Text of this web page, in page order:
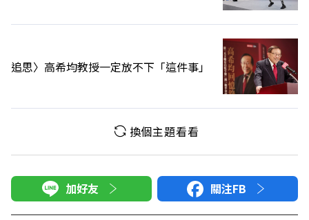
追思〉高希均教授一定放不下「這件事」
換個主題看看
加好友 關注FB